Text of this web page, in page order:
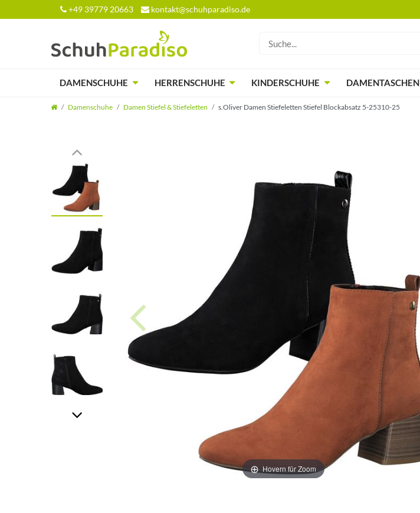
+49 39779 20663 kontakt@schuhparadiso.de
DAMENSCHUHE HERRENSCHUHE KINDERSCHUHE DAMENTASCHEN
Damenschuhe Damen Stiefel & Stiefeletten s.Oliver Damen Stiefeletten Stiefel Blockabsatz 5-25310-25
Hovern für Zoom